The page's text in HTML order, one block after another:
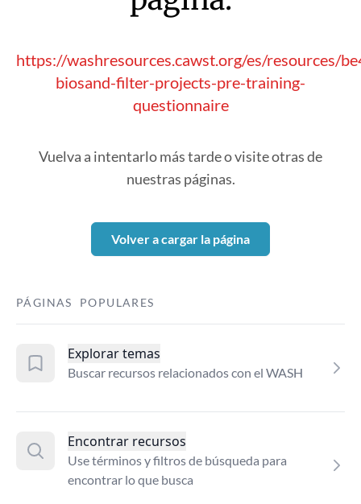
https://washresources.cawst.org/es/resources/
biosand-filter-projects-pre-training-
questionnaire
Vuelva a intentarlo más tarde o visite otras de
nuestras páginas.
Volver a cargar la página
PÁGINAS POPULARES
Explorar temas
Buscar recursos relacionados con el WASH
Encontrar recursos
Use términos y filtros de búsqueda para
encontrar lo que busca